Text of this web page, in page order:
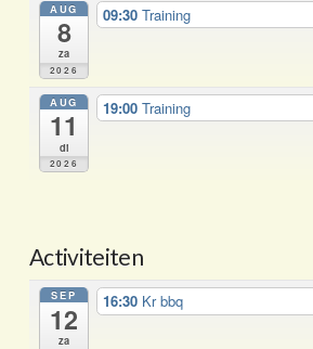
AUG
8
za
2026
09:30Training
AUG
11
di
2026
19:00Training
Activiteiten
SEP
12
za
16:30 Kr bbq